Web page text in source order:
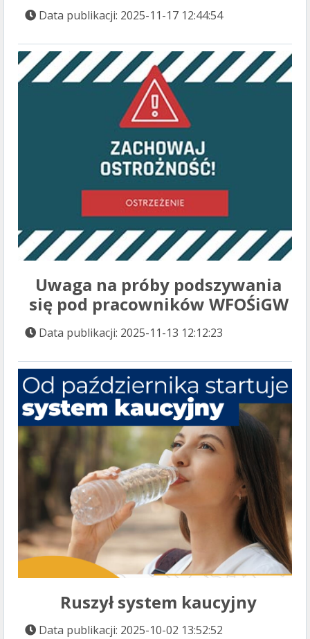
Data publikacji: 2025-11-17 12:44:54
Uwaga na próby podszywania
się pod pracowników WFOŚiGW
Data publikacji: 2025-11-13 12:12:23
Ruszył system kaucyjny
Data publikacji: 2025-10-02 13:52:52